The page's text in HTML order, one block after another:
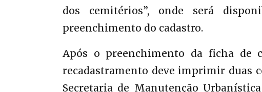
dos cemitérios”, onde será
preenchimento do cadastro.
Após o preenchimento da ficha de
recadastramento deve imprimir duas
Secretaria de Manutenção